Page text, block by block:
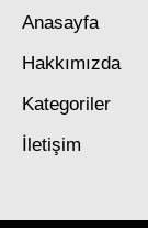
Anasayfa
Hakkımızda
Kategoriler
İletişim